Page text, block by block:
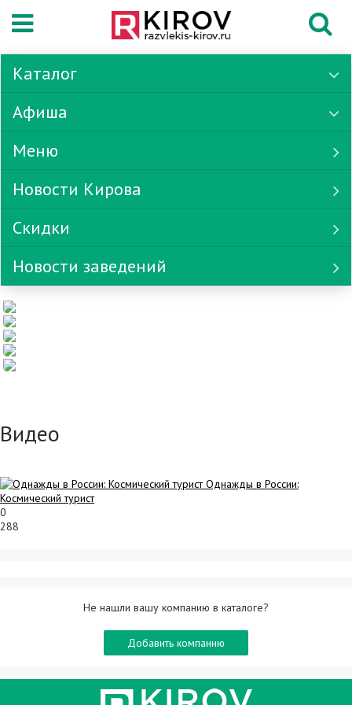
Каталог
Афиша
Меню
Новости Кирова
Скидки
Новости заведений
Видео
Однажды в России:
Космический турист
0
288
Не нашли вашу компанию в каталоге?
Добавить компанию